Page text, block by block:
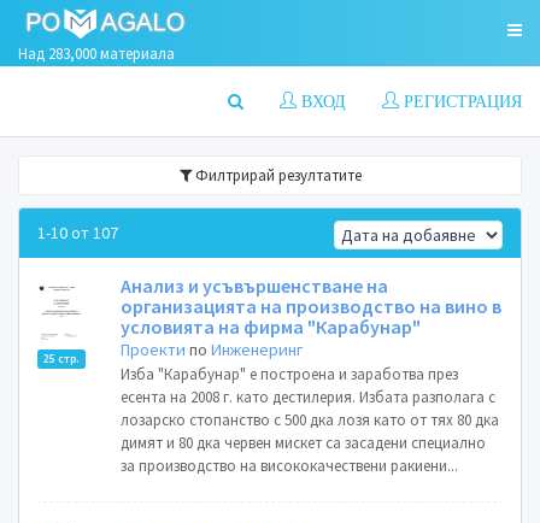
Над 283,000 материала
РЕГИСТРАЦИЯ
ВХОД
Филтрирай резултатите
1-10 от 107
25 стр.
Анализ и усъвършенстване на
организацията на производство на вино в
условията на фирма "Карабунар"
Проекти поИнженеринг
Изба "Карабунар" е построена и заработва през
есента на 2008 г. като дестилерия. Избата разполага с
лозарско стопанство с 500 дка лозя като от тях 80 дка
димят и 80 дка червен мискет са засадени специално
за производство на висококачествени ракиени...